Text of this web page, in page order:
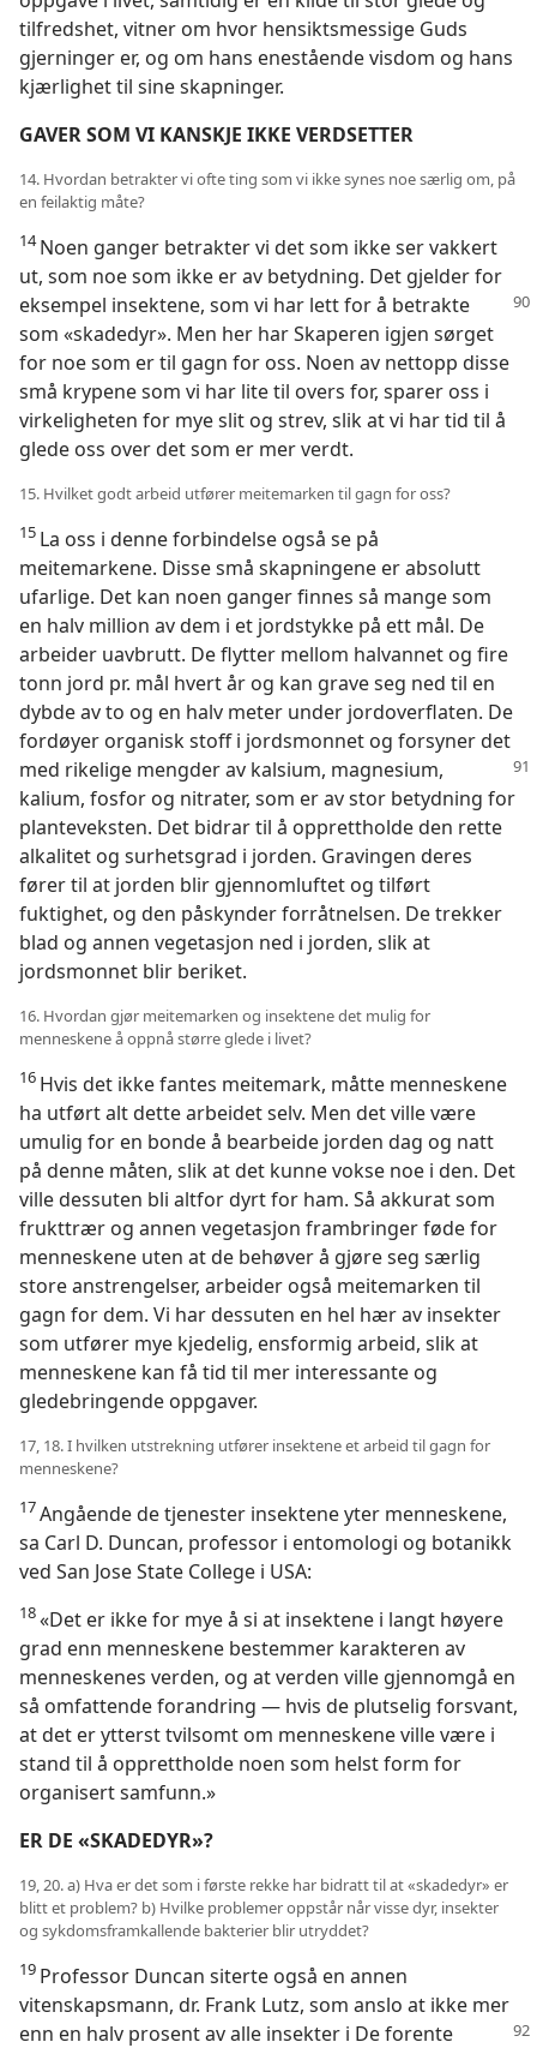
tilfredshet, vitner om hvor hensiktsmessige Guds
gjerninger er, og om hans enestående visdom og hans
kjærlighet til sine skapninger.
GAVER SOM VI KANSKJE IKKE VERDSETTER
14. Hvordan betrakter vi ofte ting som vi ikke synes noe særlig om, på
en feilaktig måte?
14Noen ganger betrakter vi det som ikke ser vakkert
ut, som noe som ikke er av betydning. Det gjelder for
eksempel insektene, som vi har lett for å betrakte
som «skadedyr». Men her har Skaperen igjen sørget
for noe som er til gagn for oss. Noen av nettopp disse
små krypene som vi har lite til overs for, sparer oss i
virkeligheten for mye slit og strev, slik at vi har tid til å
glede oss over det som er mer verdt.
15. Hvilket godt arbeid utfører meitemarken til gagn for oss?
15 La oss i denne forbindelse også se på
meitemarkene. Disse små skapningene er absolutt
ufarlige. Det kan noen ganger finnes så mange som
en halv million av dem i et jordstykke på ett mål. De
arbeider uavbrutt. De flytter mellom halvannet og fire
tonn jord pr. mål hvert år og kan grave seg ned til en
dybde av to og en halv meter under jordoverflaten. De
fordøyer organisk stoff i jordsmonnet og forsyner det
med rikelige mengder av kalsium, magnesium,
kalium, fosfor og nitrater, som er av stor betydning for
planteveksten. Det bidrar til å opprettholde den rette
alkalitet og surhetsgrad i jorden. Gravingen deres
fører til at jorden blir gjennomluftet og tilført
fuktighet, og den påskynder forråtnelsen. De trekker
blad og annen vegetasjon ned i jorden, slik at
jordsmonnet blir beriket.
16. Hvordan gjør meitemarken og insektene det mulig for
menneskene å oppnå større glede i livet?
16 Hvis det ikke fantes meitemark, måtte menneskene
ha utført alt dette arbeidet selv. Men det ville være
umulig for en bonde å bearbeide jorden dag og natt
på denne måten, slik at det kunne vokse noe i den. Det
ville dessuten bli altfor dyrt for ham. Så akkurat som
frukttrær og annen vegetasjon frambringer føde for
menneskene uten at de behøver å gjøre seg særlig
store anstrengelser, arbeider også meitemarken til
gagn for dem. Vi har dessuten en hel hær av insekter
som utfører mye kjedelig, ensformig arbeid, slik at
menneskene kan få tid til mer interessante og
gledebringende oppgaver.
17, 18. I hvilken utstrekning utfører insektene et arbeid til gagn for
menneskene?
17Angående de tjenester insektene yter menneskene,
sa Carl D. Duncan, professor i entomologi og botanikk
ved San Jose State College i USA:
18«Det er ikke for mye å si at insektene i langt høyere
grad enn menneskene bestemmer karakteren av
menneskenes verden, og at verden ville gjennomgå en
så omfattende forandring — hvis de plutselig forsvant,
at det er ytterst tvilsomt om menneskene ville være i
stand til å opprettholde noen som helst form for
organisert samfunn.»
ER DE «SKADEDYR»?
19, 20. a) Hva er det som i første rekke har bidratt til at «skadedyr» er
blitt et problem? b) Hvilke problemer oppstår når visse dyr, insekter
og sykdomsframkallende bakterier blir utryddet?
19 Professor Duncan siterte også en annen
vitenskapsmann, dr. Frank Lutz, som anslo at ikke mer
enn en halv prosent av alle insekter i De forente